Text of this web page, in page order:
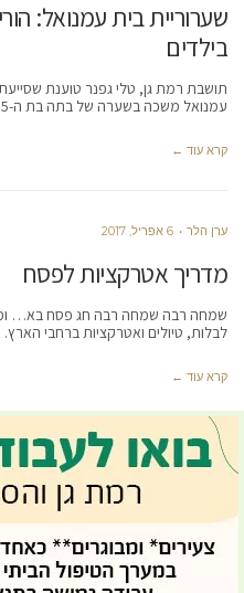
שערוריית בית עמנואל:
בילדים
תושבת רמת גן, טלי גפנר טוענת
עמנואל משכה בשערה של בתה בת ה-5 וגררה
קרא עוד ←
ערן הלר 6 אפריל, 2017
מדריך אטרקציות לפסח
שמחה רבה שמחה רבה חג פסח בא…
לבלות, טיולים ואטרקציות ברחבי הארץ.
קרא עוד ←